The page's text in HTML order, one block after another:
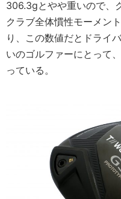
306.3gとやや重いので、
クラブ全体慣性モーメン
り、この数値だとドライ
いのゴルファーにとって
っている。